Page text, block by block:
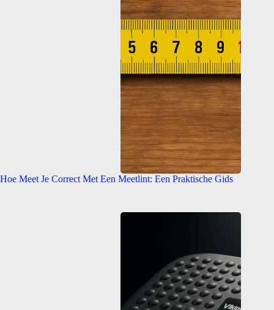
Hoe Meet Je Correct Met Een Meetlint: Een Praktische Gids